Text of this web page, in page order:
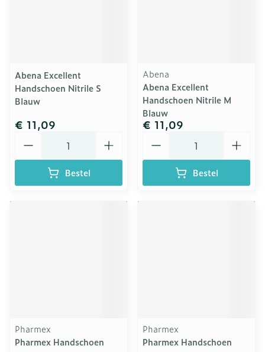
Abena Excellent
Handschoen Nitrile S
Blauw
€ 11,09
Bestel
Abena
Abena Excellent
Handschoen Nitrile M
Blauw
€ 11,09
Bestel
Pharmex
Pharmex Handschoen
Pharmex
Pharmex Handschoen